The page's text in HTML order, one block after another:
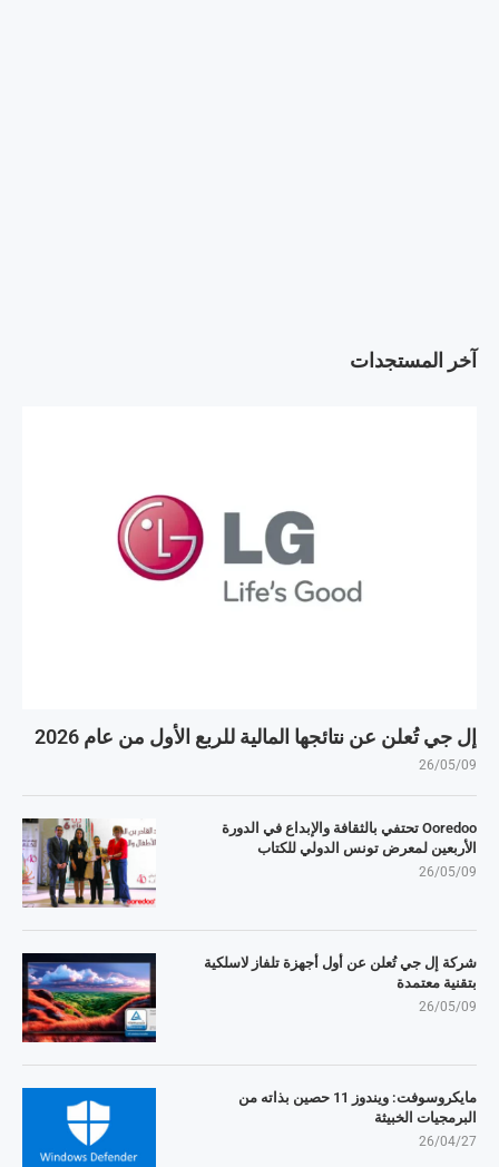
آخر المستجدات
إل جي تُعلن عن نتائجها المالية للربع الأول من عام 2026
26/05/09
Ooredoo تحتفي بالثقافة والإبداع في الدورة
الأربعين لمعرض تونس الدولي للكتاب
26/05/09
شركة إل جي تُعلن عن أول أجهزة تلفاز لاسلكية
بتقنية معتمدة
26/05/09
مايكروسوفت: ويندوز 11 حصين بذاته من
البرمجيات الخبيثة
26/04/27